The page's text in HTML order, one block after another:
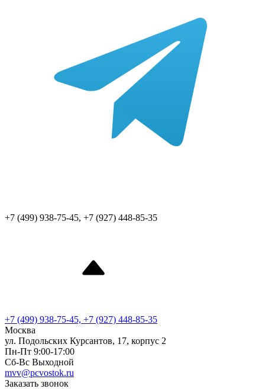
+7 (499) 938-75-45, +7 (927) 448-85-35
+7 (499) 938-75-45, +7 (927) 448-85-35
Москва
ул. Подольских Курсантов, 17, корпус 2
Пн-Пт 9:00-17:00
Сб-Вс Выходной
mvv@pcvostok.ru
Заказать звонок